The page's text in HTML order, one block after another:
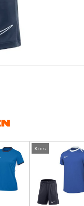
Kids